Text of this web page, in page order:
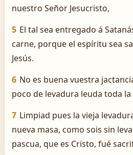
nuestro Señor Jesucristo,
5 El tal sea entregado á
carne, porque el espíritu sea
Jesús.
6 No es buena vuestra
poco de levadura leuda toda la
7 Limpiad pues la vieja
nueva masa, como sois sin
pascua, que es Cristo, fué